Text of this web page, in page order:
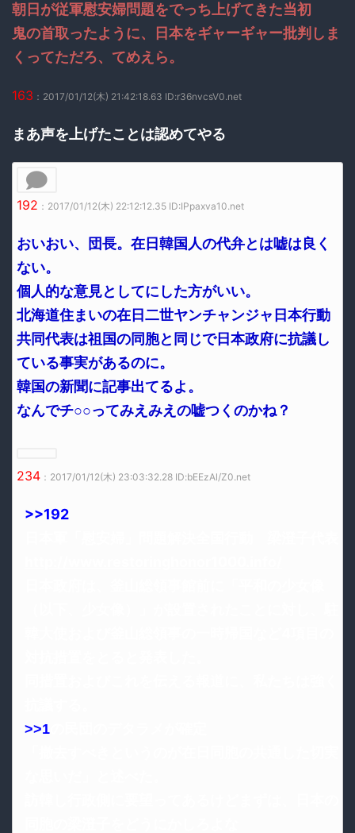
朝日が従軍慰安婦問題をでっち上げてきた当初
鬼の首取ったように、日本をギャーギャー批判しま
くってただろ、てめえら。
163 ：2017/01/12(木) 21:42:18.63 ID:r36nvcsV0.net
まあ声を上げたことは認めてやる
192 ：2017/01/12(木) 22:12:12.35 ID:IPpaxva10.net
おいおい、団長。在日韓国人の代弁とは嘘は良く
ない。
個人的な意見としてにした方がいい。
北海道住まいの在日二世ヤンチャンジャ日本行動
共同代表は祖国の同胞と同じで日本政府に抗議し
ている事実があるのに。
韓国の新聞に記事出てるよ。
なんでチ○○ってみえみえの嘘つくのかね？
234 ：2017/01/12(木) 23:03:32.28 ID:bEEzAl/Z0.net
>>192
>>1